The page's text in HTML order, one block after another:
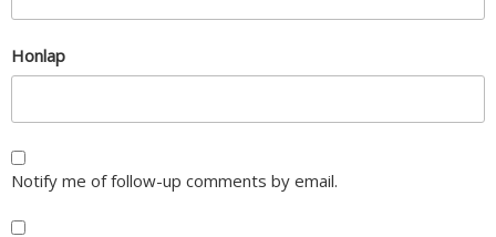
Honlap
Notify me of follow-up comments by email.